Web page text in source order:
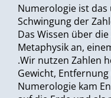
Numerologie ist
Schwingung der
Das Wissen über
Metaphysik an,
.Wir nutzen Zahlen
Gewicht,
Numerologie kam